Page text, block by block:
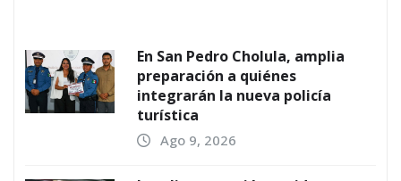
En San Pedro Cholula, amplia
preparación a quiénes
integrarán la nueva policía
turística
Ago 9, 2026